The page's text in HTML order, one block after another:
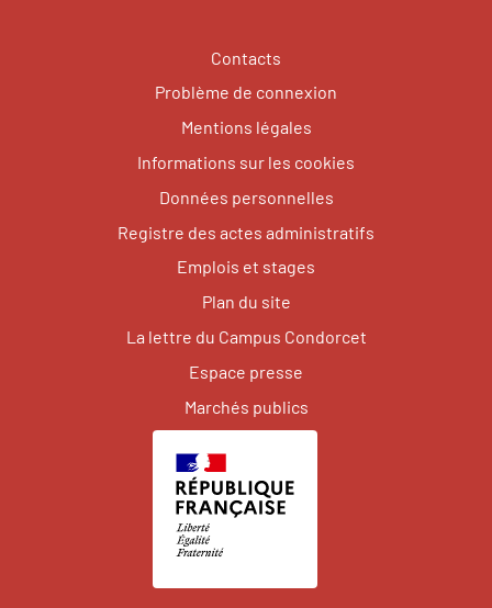
Contacts
Problème de connexion
Mentions légales
Informations sur les cookies
Données personnelles
Registre des actes administratifs
Emplois et stages
Plan du site
La lettre du Campus Condorcet
Espace presse
Marchés publics